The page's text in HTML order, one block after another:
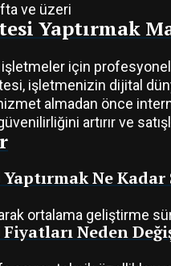
ve üzeri
Yaptırmak
için
işletmenizin dijital
almadan önce
artırır ve
Ne Kadar
ortalama geliştirme
Neden